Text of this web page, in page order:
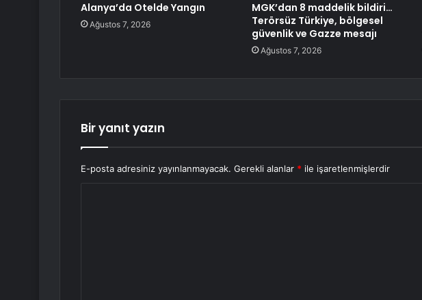
Alanya’da Otelde Yangın
Ağustos 7, 2026
MGK’dan 8 maddelik bildiri…
Terörsüz Türkiye, bölgesel
güvenlik ve Gazze mesajı
Ağustos 7, 2026
Bir yanıt yazın
E-posta adresiniz yayınlanmayacak. Gerekli alanlar * ile işaretlenmişlerdir